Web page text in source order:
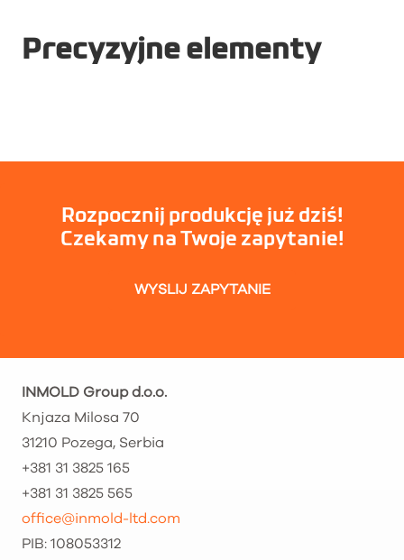
Precyzyjne elementy
Rozpocznij produkcję już dziś!
Czekamy na Twoje zapytanie!
WYSLIJ ZAPYTANIE
INMOLD Group d.o.o.
Knjaza Milosa 70
31210 Pozega, Serbia
+381 31 3825 165
+381 31 3825 565
office@inmold-ltd.com
PIB: 108053312